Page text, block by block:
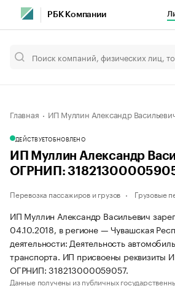
РБК Компании
Главная ИП Муллин Александр
ДЕЙСТВУЕТОБНОВЛЕНО
ИП Муллин Александр
ОГРНИП:
Перевозка пассажиров и грузов Грузовые
ИП Муллин Александр Васильевич
04.10.2018, в регионе — Чувашская
деятельности: Деятельность
транспорта. ИП присвоены реквизиты
ОГРНИП: 318213000059057.
Данные получены из публичных